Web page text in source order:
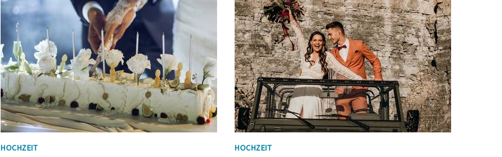
HOCHZEIT HOCHZEIT